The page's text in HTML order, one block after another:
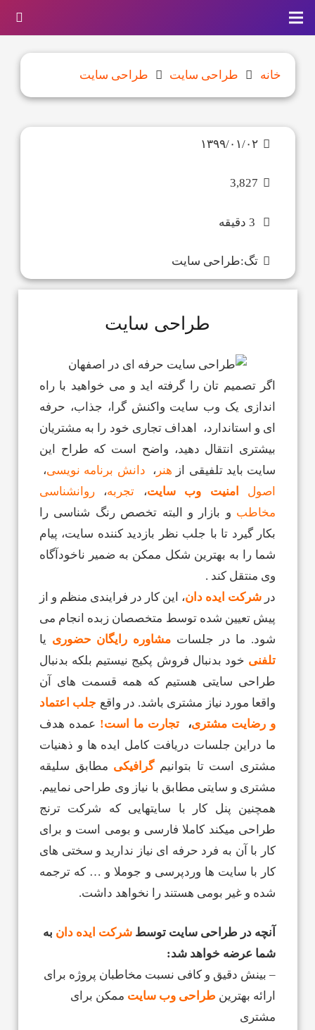
خانه طراحی سایت طراحی سایت
۱۳۹۹/۰۱/۰۲
3,827
3 دقیقه
تگ:طراحی سایت
طراحی سایت
اگر تصمیم تان را گرفته اید و می خواهید با راه
اندازی یک وب سایت واکنش گرا، جذاب، حرفه
ای و استاندارد، اهداف تجاری خود را به مشتریان
بیشتری انتقال دهید، واضح است که طراح این
سایت باید تلفیقی از هنر ، دانش برنامه نویسی،
اصول امنیت وب سايت، تجربه، روانشناسی
مخاطب و بازار و البته تخصص رنگ شناسی را
بکار گیرد تا با جلب نظر بازدید کننده سایت، پیام
شما را به بهترین شکل ممکن به ضمیر ناخودآگاه
وی منتقل کند .
در شرکت ایده دان، این کار در فرایندی منظم و از
پیش تعیین شده توسط متخصصان زبده انجام می
شود. ما در جلسات مشاوره رایگان حضوری یا
تلفنی خود بدنبال فروش پکیج نیستیم بلکه بدنبال
طراحی سایتی هستیم که همه قسمت های آن
واقعا مورد نیاز مشتری باشد. در واقع جلب اعتماد
و رضایت مشتری، تجارت ما است! عمده هدف
ما دراین جلسات دریافت کامل ایده ها و ذهنیات
مشتری است تا بتوانیمگرافیکی مطابق سلیقه
مشتری و سایتی مطابق با نیاز وی طراحی نماییم.
همچنین پنل کار با سایتهایی که شرکت ترنج
طراحی میکند کاملا فارسی و بومی است و برای
کار با آن به فرد حرفه ای نیاز ندارید و سختی های
کار با سایت ها وردپرسی و جوملا و … که ترجمه
شده و غیر بومی هستند را نخواهد داشت.
آنچه در طراحی سایت توسط شرکت ایده دان به
شما عرضه خواهد شد:
– بینش دقیق و کافی نسبت مخاطبان پروژه برای
ارائه بهترین طراحی وب سایت ممکن برای
مشتری